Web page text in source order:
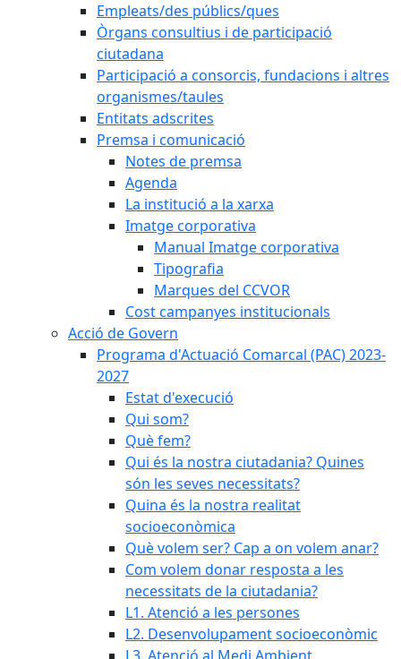
Empleats/des públics/ques
Òrgans consultius i de participació
ciutadana
Participació a consorcis, fundacions i altres
organismes/taules
Entitats adscrites
Premsa i comunicació
Notes de premsa
Agenda
La institució a la xarxa
Imatge corporativa
Manual Imatge corporativa
Tipografia
Marques del CCVOR
Cost campanyes institucionals
Acció de Govern
Programa d'Actuació Comarcal (PAC) 2023-
2027
Estat d'execució
Qui som?
Què fem?
Qui és la nostra ciutadania? Quines
són les seves necessitats?
Quina és la nostra realitat
socioeconòmica
Què volem ser? Cap a on volem anar?
Com volem donar resposta a les
necessitats de la ciutadania?
L1. Atenció a les persones
L2. Desenvolupament socioeconòmic